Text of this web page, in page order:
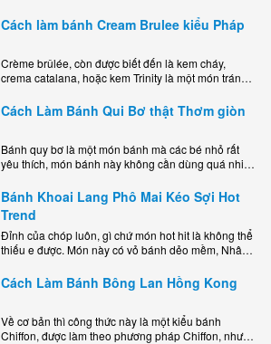
kem..
Cách làm bánh Cream Brulee kiểu Pháp
Crème brûlée, còn được biết đến là kem cháy,
crema catalana, hoặc kem Trinity là một món tráng
lớp..
Cách Làm Bánh Qui Bơ thật Thơm giòn
Bánh quy bơ là một món bánh mà các bé nhỏ rất
yêu thích, món bánh này không cần dùng quá nhiều
Bánh Khoai Lang Phô Mai Kéo Sợi Hot
Trend
Đỉnh của chóp luôn, gì chứ món hot hit là không thể
thiếu e được. Món này có vỏ bánh dẻo mềm, Nhân
Cách Làm Bánh Bông Lan Hồng Kong
Về cơ bản thì công thức này là một kiểu bánh
Chiffon, được làm theo phương pháp Chiffon, nhưng